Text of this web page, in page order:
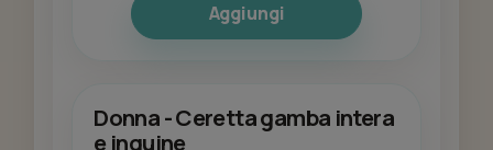
Aggiungi
Donna - Ceretta gamba intera
e inguine